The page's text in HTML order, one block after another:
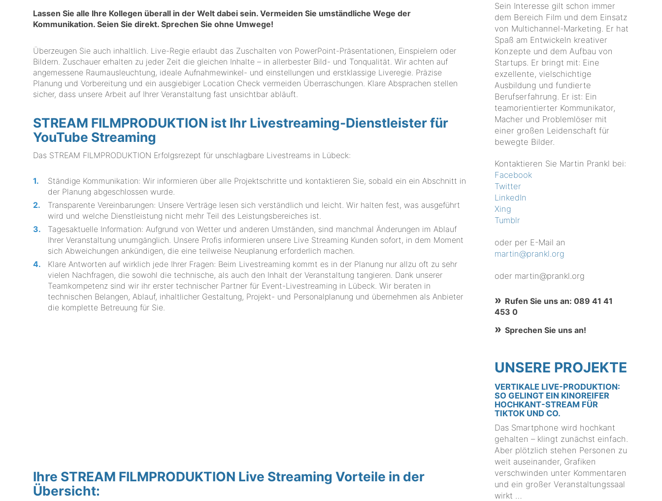
Lassen Sie alle Ihre Kollegen überall in der Welt dabei sein. Vermeiden Sie umständliche Wege der
Kommunikation. Seien Sie direkt. Sprechen Sie ohne Umwege!
Überzeugen Sie auch inhaltlich. Live-Regie erlaubt das Zuschalten von PowerPoint-Präsentationen, Einspielern oder
Bildern. Zuschauer erhalten zu jeder Zeit die gleichen Inhalte – in allerbester Bild- und Tonqualität. Wir achten auf
angemessene Raumausleuchtung, ideale Aufnahmewinkel- und einstellungen und erstklassige Liveregie. Präzise
Planung und Vorbereitung und ein ausgiebiger Location Check vermeiden Überraschungen. Klare Absprachen stellen
sicher, dass unsere Arbeit auf Ihrer Veranstaltung fast unsichtbar abläuft.
STREAM FILMPRODUKTION ist Ihr Livestreaming-Dienstleister für
YouTube Streaming
Das STREAM FILMPRODUKTION Erfolgsrezept für unschlagbare Livestreams in Lübeck:
Ständige Kommunikation: Wir informieren über alle Projektschritte und kontaktieren Sie, sobald ein ein Abschnitt in
der Planung abgeschlossen wurde.
Transparente Vereinbarungen: Unsere Verträge lesen sich verständlich und leicht. Wir halten fest, was ausgeführt
wird und welche Dienstleistung nicht mehr Teil des Leistungsbereiches ist.
Tagesaktuelle Information: Aufgrund von Wetter und anderen Umständen, sind manchmal Änderungen im Ablauf
Ihrer Veranstaltung unumgänglich. Unsere Profis informieren unsere Live Streaming Kunden sofort, in dem Moment
sich Abweichungen ankündigen, die eine teilweise Neuplanung erforderlich machen.
Klare Antworten auf wirklich jede Ihrer Fragen: Beim Livestreaming kommt es in der Planung nur allzu oft zu sehr
vielen Nachfragen, die sowohl die technische, als auch den Inhalt der Veranstaltung tangieren. Dank unserer
Teamkompetenz sind wir ihr erster technischer Partner für Event-Livestreaming in Lübeck. Wir beraten in
technischen Belangen, Ablauf, inhaltlicher Gestaltung, Projekt- und Personalplanung und übernehmen als Anbieter
die komplette Betreuung für Sie.
Ihre STREAM FILMPRODUKTION Live Streaming Vorteile in der
Übersicht:
Sein Interesse gilt schon immer
dem Bereich Film und dem Einsatz
von Multichannel-Marketing. Er hat
Spaß am Entwickeln kreativer
Konzepte und dem Aufbau von
Startups. Er bringt mit: Eine
exzellente, vielschichtige
Ausbildung und fundierte
Berufserfahrung. Er ist: Ein
teamorientierter Kommunikator,
Macher und Problemlöser mit
einer großen Leidenschaft für
bewegte Bilder.
Kontaktieren Sie Martin Prankl bei:
Facebook
Twitter
LinkedIn
Xing
Tumblr
oder per E-Mail an
martin@prankl.org
oder martin@prankl.org
Rufen Sie uns an: 089 41 41
453 0
Sprechen Sie uns an!
UNSERE PROJEKTE
VERTIKALE LIVE-PRODUKTION:
SO GELINGT EIN KINOREIFER
HOCHKANT-STREAM FÜR
TIKTOK UND CO.
Das Smartphone wird hochkant
gehalten – klingt zunächst einfach.
Aber plötzlich stehen Personen zu
weit auseinander, Grafiken
verschwinden unter Kommentaren
und ein großer Veranstaltungssaal
wirkt …